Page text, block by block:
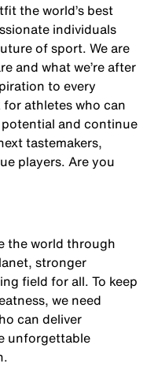
the world’s best
individuals
of sport. We are
and what we’re after
to every
athletes who can
and continue
tastemakers,
players. Are you
the world through
stronger
field for all. To keep
we need
can deliver
unforgettable